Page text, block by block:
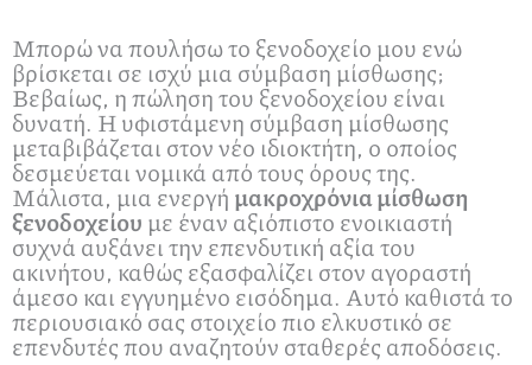
Μπορώ να πουλήσω το ξενοδοχείο μου ενώ
βρίσκεται σε ισχύ μια σύμβαση μίσθωσης;
Βεβαίως, η πώληση του ξενοδοχείου είναι
δυνατή. Η υφιστάμενη σύμβαση μίσθωσης
μεταβιβάζεται στον νέο ιδιοκτήτη, ο οποίος
δεσμεύεται νομικά από τους όρους της.
Μάλιστα, μια ενεργή μακροχρόνια μίσθωση
ξενοδοχείου με έναν αξιόπιστο ενοικιαστή
συχνά αυξάνει την επενδυτική αξία του
ακινήτου, καθώς εξασφαλίζει στον αγοραστή
άμεσο και εγγυημένο εισόδημα. Αυτό καθιστά το
περιουσιακό σας στοιχείο πιο ελκυστικό σε
επενδυτές που αναζητούν σταθερές αποδόσεις.